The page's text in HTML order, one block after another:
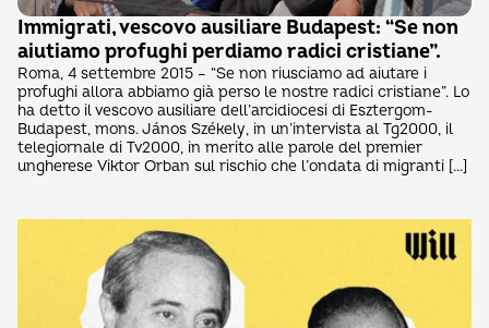
Immigrati, vescovo ausiliare Budapest: “Se non
aiutiamo profughi perdiamo radici cristiane”.
Roma, 4 settembre 2015 – “Se non riusciamo ad aiutare i
profughi allora abbiamo già perso le nostre radici cristiane”. Lo
ha detto il vescovo ausiliare dell’arcidiocesi di Esztergom-
Budapest, mons. János Székely, in un’intervista al Tg2000, il
telegiornale di Tv2000, in merito alle parole del premier
ungherese Viktor Orban sul rischio che l’ondata di migranti […]